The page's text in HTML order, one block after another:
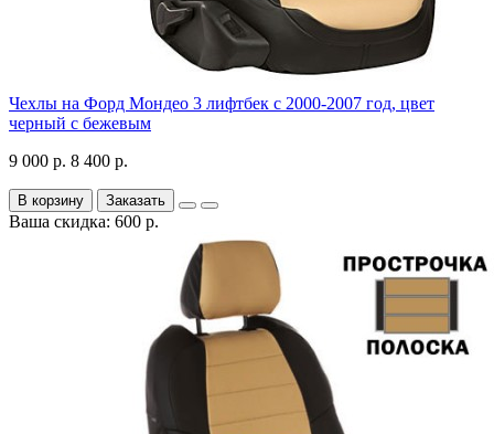
Чехлы на Форд Мондео 3 лифтбек с 2000-2007 год, цвет
черный с бежевым
9 000 р. 8 400 р.
В корзину Заказать
Ваша скидка: 600 р.